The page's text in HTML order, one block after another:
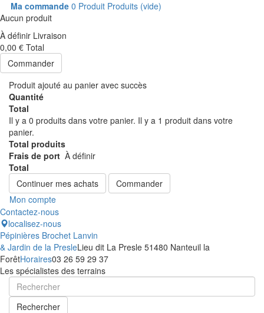
Ma commande 0 Produit Produits (vide)
Aucun produit
À définir Livraison
0,00 € Total
Commander
Produit ajouté au panier avec succès
Quantité
Total
Il y a 0 produits dans votre panier. Il y a 1 produit dans votre
panier.
Total produits
Frais de port À définir
Total
Continuer mes achats
Commander
Mon compte
Contactez-nous
localisez-nous
Pépinières Brochet Lanvin
& Jardin de la PresleLieu dit La Presle 51480 Nanteuil la
ForêtHoraires03 26 59 29 37
Les spécialistes des terrains
Rechercher